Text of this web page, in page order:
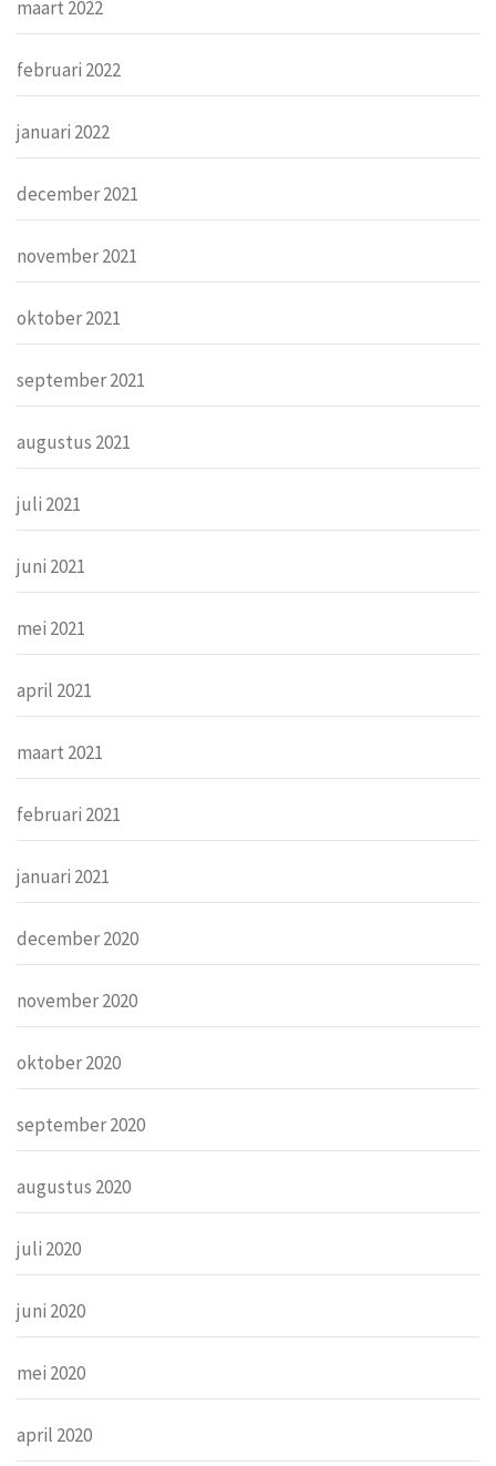
maart 2022
februari 2022
januari 2022
december 2021
november 2021
oktober 2021
september 2021
augustus 2021
juli 2021
juni 2021
mei 2021
april 2021
maart 2021
februari 2021
januari 2021
december 2020
november 2020
oktober 2020
september 2020
augustus 2020
juli 2020
juni 2020
mei 2020
april 2020